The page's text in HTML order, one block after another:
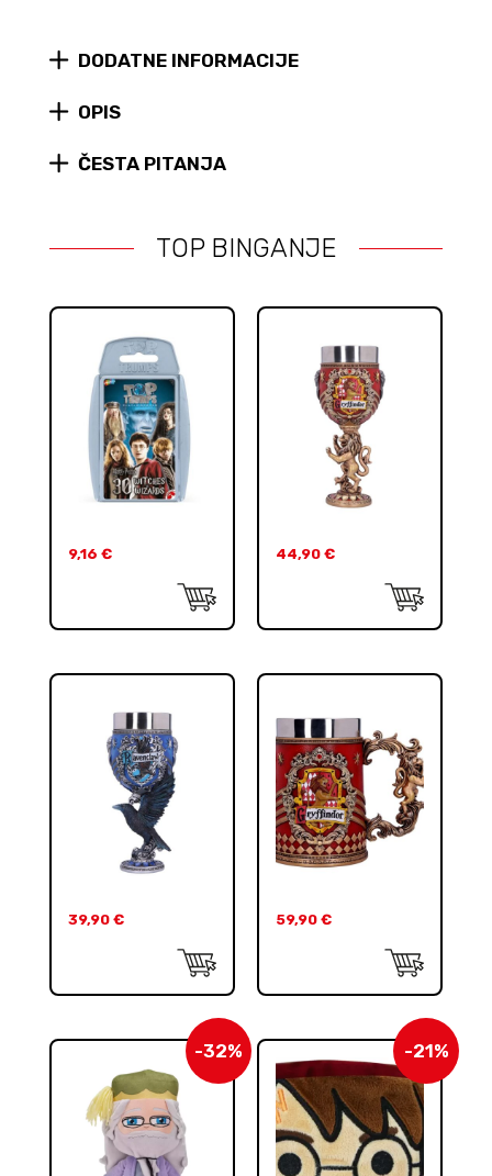
productDODATNE INFORMACIJE
OPIS
ČESTA PITANJA
TOP BINGANJE
9,16 € 44,90 €
39,90 € 59,90 €
-32% -21%